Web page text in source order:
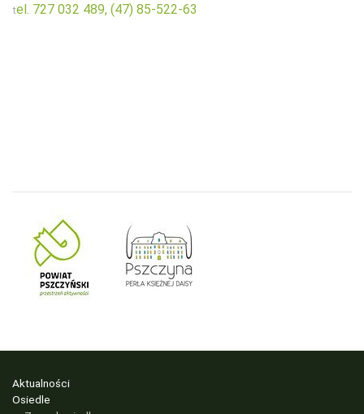
tel. 727 032 489, (47) 85-522-63
Aktualności
Osiedle